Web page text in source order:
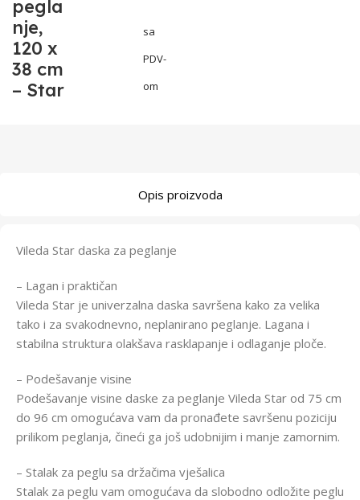
pegla
nje,
120 x
38 cm
– Star
sa
PDV-
om
Opis proizvoda
Vileda Star daska za peglanje
– Lagan i praktičan
Vileda Star je univerzalna daska savršena kako za velika
tako i za svakodnevno, neplanirano peglanje. Lagana i
stabilna struktura olakšava rasklapanje i odlaganje ploče.
– Podešavanje visine
Podešavanje visine daske za peglanje Vileda Star od 75 cm
do 96 cm omogućava vam da pronađete savršenu poziciju
prilikom peglanja, čineći ga još udobnijim i manje zamornim.
– Stalak za peglu sa držačima vješalica
Stalak za peglu vam omogućava da slobodno odložite peglu